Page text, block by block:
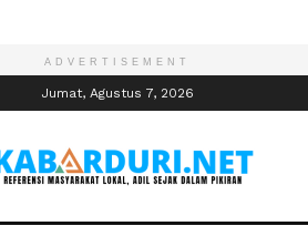
ADVERTISEMENT
Jumat, Agustus 7, 2026